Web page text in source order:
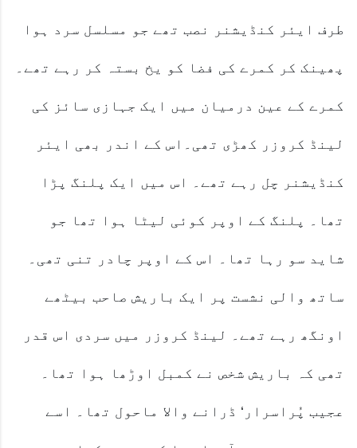
طرف ایئر کنڈیشنر نصب تھے جو مسلسل سرد ہوا
پھینک کر کمرے کی فضا کو یخ بستہ کر رہے تھے۔
کمرے کے عین درمیان میں ایک جہازی سائز کی
لینڈ کروزر کھڑی تھی۔اس کے اندر بھی ایئر
کنڈیشنر چل رہے تھے۔ اس میں ایک پلنگ پڑا
تھا۔ پلنگ کے اوپر کوئی لیٹا ہوا تھا جو
شاید سو رہا تھا۔ اس کے اوپر چادر تنی تھی۔
ساتھ والی نشست پر ایک باریش صاحب بیٹھے
اونگھ رہے تھے۔ لینڈ کروزر میں سردی اس قدر
تھی کہ باریش شخص نے کمبل اوڑھا ہوا تھا۔
عجیب پُراسرار‘ ڈرانے والا ماحول تھا۔ اسے